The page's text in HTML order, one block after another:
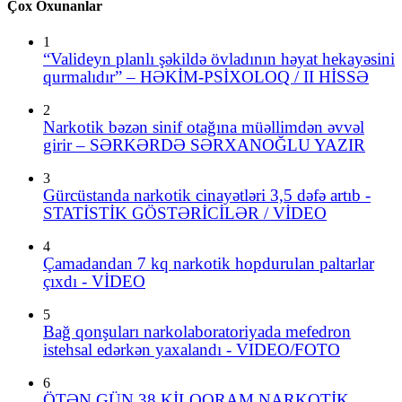
Çox Oxunanlar
1
“Valideyn planlı şəkildə övladının həyat hekayəsini
qurmalıdır” – HƏKİM-PSİXOLOQ / II HİSSƏ
2
Narkotik bəzən sinif otağına müəllimdən əvvəl
girir – SƏRKƏRDƏ SƏRXANOĞLU YAZIR
3
Gürcüstanda narkotik cinayətləri 3,5 dəfə artıb -
STATİSTİK GÖSTƏRİCİLƏR / VİDEO
4
Çamadandan 7 kq narkotik hopdurulan paltarlar
çıxdı - VİDEO
5
Bağ qonşuları narkolaboratoriyada mefedron
istehsal edərkən yaxalandı - VIDEO/FOTO
6